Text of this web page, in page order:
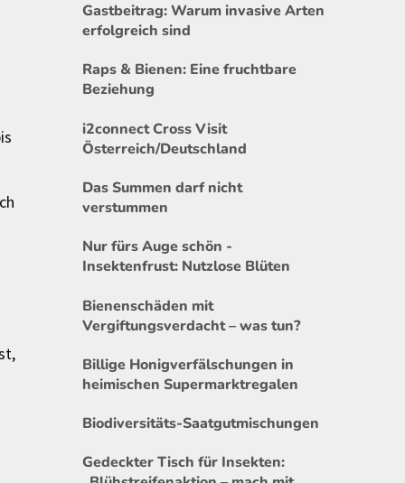
Gastbeitrag: Warum invasive Arten
erfolgreich sind
Raps & Bienen: Eine fruchtbare
Beziehung
i2connect Cross Visit
Österreich/Deutschland
Das Summen darf nicht
verstummen
Nur fürs Auge schön -
Insektenfrust: Nutzlose Blüten
Bienenschäden mit
Vergiftungsverdacht – was tun?
Billige Honigverfälschungen in
heimischen Supermarktregalen
Biodiversitäts-Saatgutmischungen
Gedeckter Tisch für Insekten: